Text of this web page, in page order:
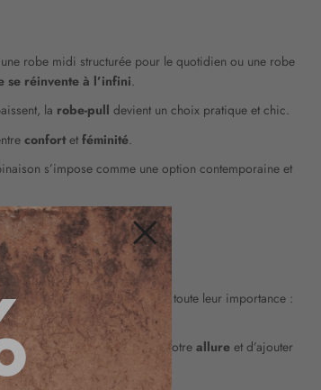
une robe midi structurée pour le quotidien ou une robe
se réinvente à l’infini.
la robe-pull devient un choix pratique et chic.
confortet féminité.
s’impose comme une option contemporaine et
. Les mailles prennent alors toute leur importance :
permettent de personnaliser votre allure et d’ajouter
Fermer